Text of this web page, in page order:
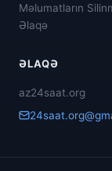
Məlumatların
Əlaqə
ƏLAQƏ
az24saat.org